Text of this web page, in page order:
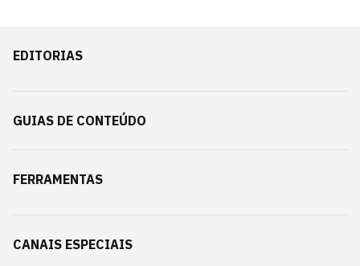
EDITORIAS
GUIAS DE CONTEÚDO
FERRAMENTAS
CANAIS ESPECIAIS